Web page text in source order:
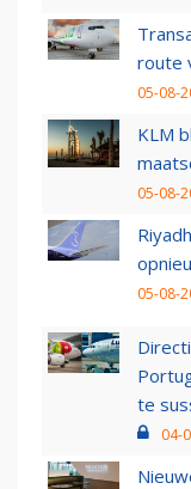
route
05-08-
KLM
05-08-
05-08-
te
04-